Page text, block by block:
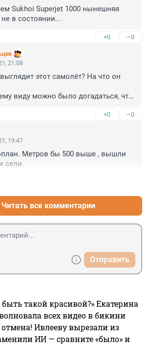
Sukhoi Superjet 1000 нынешняя
в состоянии...
+0 –0
21:08
этот самолёт? На что он
виду можно было догадаться, что
+0 –0
19:47
Метров бы 500 выше , вышли
сели.
Читать все комментарии
Отправить
такой красивой?» Екатерина
всех видео в бикини
отмена! Ивлееву вырезали из
ИИ — сравните «было» и